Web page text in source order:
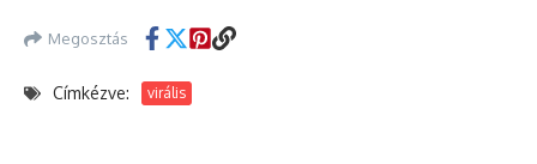
Megosztás
Címkézve: virális